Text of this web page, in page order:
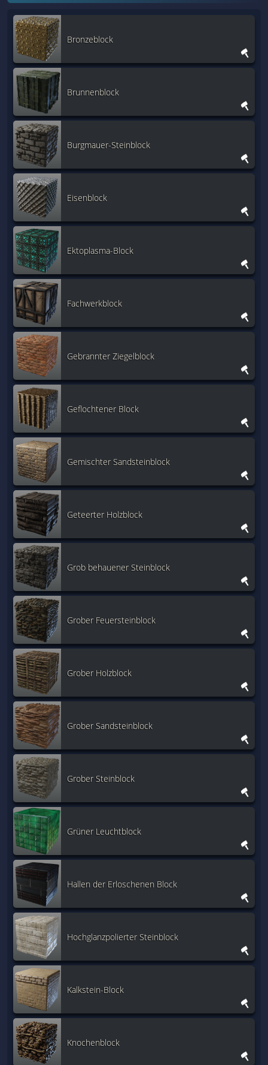
Bronzeblock
Brunnenblock
Burgmauer-Steinblock
Eisenblock
Ektoplasma-Block
Fachwerkblock
Gebrannter Ziegelblock
Geflochtener Block
Gemischter Sandsteinblock
Geteerter Holzblock
Grob behauener Steinblock
Grober Feuersteinblock
Grober Holzblock
Grober Sandsteinblock
Grober Steinblock
Grüner Leuchtblock
Hallen der Erloschenen Block
Hochglanzpolierter Steinblock
Kalkstein-Block
Knochenblock